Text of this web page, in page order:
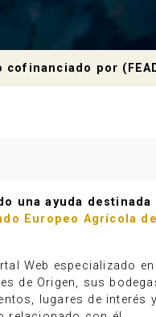
cofinanciado por
una ayuda
Europeo Agrícola
Web especializado
de Origen, sus
lugares de interés